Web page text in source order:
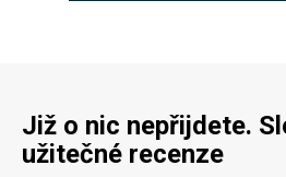
Již o nic nepřijdete.
užitečné recenze